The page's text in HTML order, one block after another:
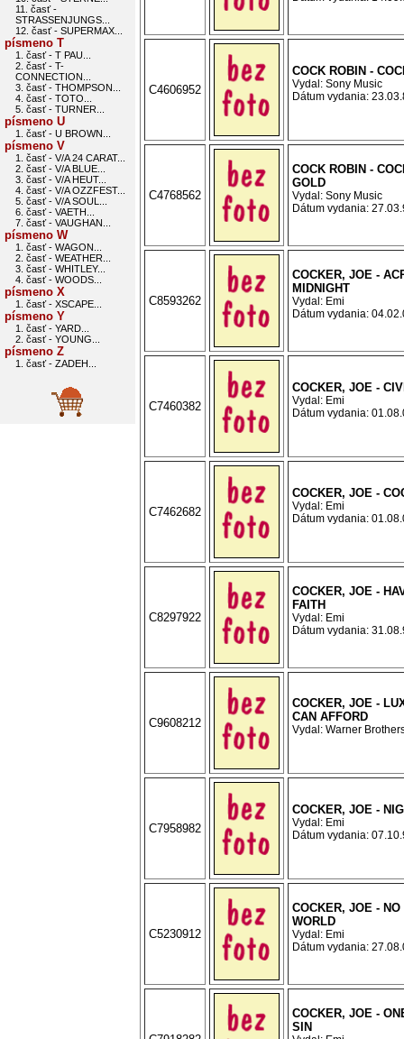
11. časť -
STRASSENJUNGS...
12. časť - SUPERMAX...
písmeno T
1. časť - T PAU...
2. časť - T-
CONNECTION...
3. časť - THOMPSON...
4. časť - TOTO...
5. časť - TURNER...
písmeno U
1. časť - U BROWN...
písmeno V
1. časť - V/A 24 CARAT...
2. časť - V/A BLUE...
3. časť - V/A HEUT...
4. časť - V/A OZZFEST...
5. časť - V/A SOUL...
6. časť - VAETH...
7. časť - VAUGHAN...
písmeno W
1. časť - WAGON...
2. časť - WEATHER...
3. časť - WHITLEY...
4. časť - WOODS...
písmeno X
1. časť - XSCAPE...
písmeno Y
1. časť - YARD...
2. časť - YOUNG...
písmeno Z
1. časť - ZADEH...
C4606952
COCK ROBIN -
Vydal: Sony Music
Dátum vydania:
C4768562
COCK ROBIN -
GOLD
Vydal: Sony Music
Dátum vydania:
C8593262
COCKER, JOE -
MIDNIGHT
Vydal: Emi
Dátum vydania:
C7460382
COCKER, JOE -
Vydal: Emi
Dátum vydania:
C7462682
COCKER, JOE -
Vydal: Emi
Dátum vydania:
C8297922
COCKER, JOE -
FAITH
Vydal: Emi
Dátum vydania:
C9608212
COCKER, JOE -
CAN AFFORD
Vydal: Warner
C7958982
COCKER, JOE -
Vydal: Emi
Dátum vydania:
C5230912
COCKER, JOE - NO
WORLD
Vydal: Emi
Dátum vydania:
COCKER, JOE -
SIN